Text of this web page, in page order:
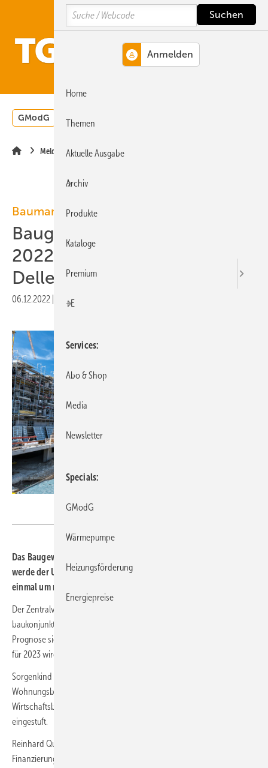
Hauptinhalt
Hauptmenü
SiteSearch
GModG Wärmepumpe
Meldungen
Baumarkt
Baugewerbe erwartet
2022/23 Baukonjunktur-
Delle
06.12.2022 Druckvorschau
Das Baugewerbe erwartet eine Delle in der Baukonjunktur. 2022
werde der Umsatz real um 5,5 % zurückgehen und 2023 noch
einmal um real 7 % sinken.
Der Zentralverband Deutsches Baugewerbe (ZDB) hat seine
baukonjunkturellen Erwartungen nach unten korrigiert. Die aktuelle
Prognose sieht für 2022 einen Umsatzrückgang (real) von 5,5 % vor,
für 2023 wird einen Umsatzrückgang von 7 % prognostiziert.
Sorgenkind ist dabei vor allem der in den letzten Jahren starke
Wohnungsbau. Aber auch die beiden anderen Bausparten
Wirtschaftsbau und öffentlicher Bau werden als stark rückläufig
eingestuft.
Reinhard Quast, Präsident des
Finanzierungs- und Lebenshaltungskosten schlägt zunehmend auf die
Search
Home
Themen
Aktuelle Ausgabe
Archiv
Produkte
Kataloge
Premium
+E
Services
Abo & Shop
Media
Newsletter
Specials
GModG
Wärmepumpe
Heizungsförderung
Energiepreise